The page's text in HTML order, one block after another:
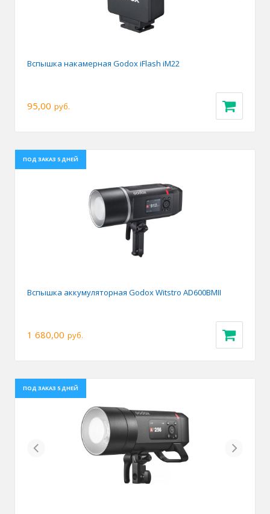
Вспышка накамерная Godox iFlash iM22
95,00 руб.
ПОД ЗАКАЗ 5 ДНЕЙ
Вспышка аккумуляторная Godox Witstro AD600BMII
1 680,00 руб.
ПОД ЗАКАЗ 5 ДНЕЙ
Previous Next